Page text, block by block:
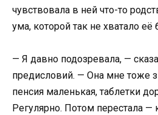
чувствовала в ней что-то
ума, которой так не хватало её
— Я давно подозревала, —
предисловий. — Она мне тоже
пенсия маленькая, таблетки
Регулярно. Потом перестала —